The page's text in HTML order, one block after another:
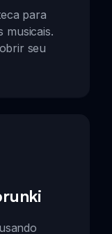
para
musicais.
seu